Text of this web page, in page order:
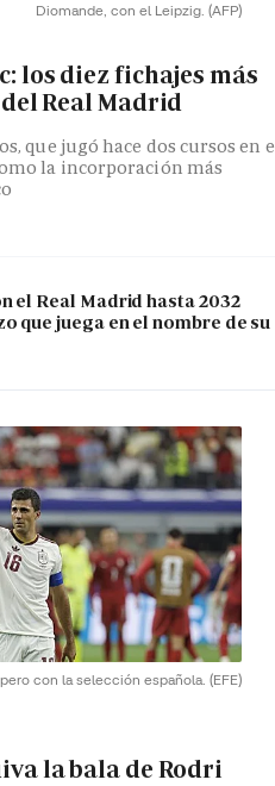
Diomande, con el Leipzig. (AFP)
los diez fichajes más
Real Madrid
que jugó hace dos cursos en
la incorporación más
el Real Madrid hasta 2032
que juega en el nombre de su
con la selección española. (EFE)
la bala de Rodri